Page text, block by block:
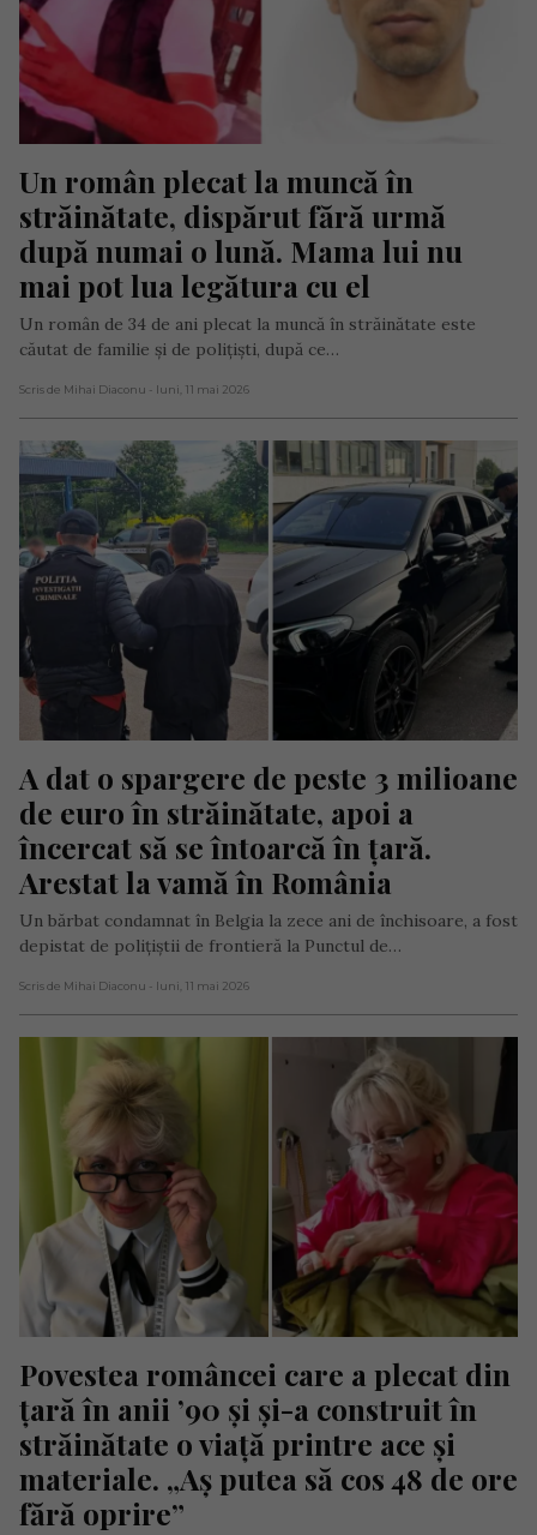
Un român plecat la muncă în
străinătate, dispărut fără urmă
după numai o lună. Mama lui nu
mai pot lua legătura cu el
Un român de 34 de ani plecat la muncă în străinătate este
căutat de familie și de polițiști, după ce…
Scris de Mihai Diaconu - luni, 11 mai 2026
A dat o spargere de peste 3 milioane
de euro în străinătate, apoi a
încercat să se întoarcă în țară.
Arestat la vamă în România
Un bărbat condamnat în Belgia la zece ani de închisoare, a fost
depistat de polițiștii de frontieră la Punctul de…
Scris de Mihai Diaconu - luni, 11 mai 2026
Povestea româncei care a plecat din
țară în anii ’90 și și-a construit în
străinătate o viață printre ace și
materiale. „Aș putea să cos 48 de ore
fără oprire”